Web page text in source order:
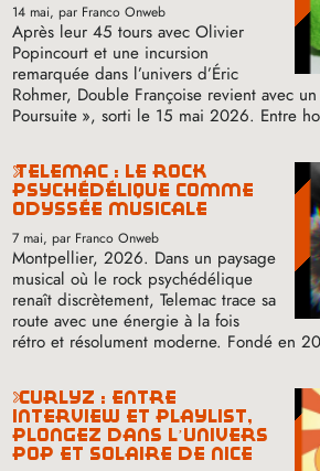
14 mai, par Franco Onweb
Après leur 45 tours avec Olivier
Popincourt et une incursion
remarquée dans l’univers d’Éric
Rohmer, Double Françoise revient avec
Poursuite », sorti le 15 mai 2026. Entre
telemac : le rock
psychédélique comme
odyssée musicale
7 mai, par Franco Onweb
Montpellier, 2026. Dans un paysage
musical où le rock psychédélique
renaît discrètement, Telemac trace sa
route avec une énergie à la fois
rétro et résolument moderne. Fondé en
curlyz : entre
interview et playlist,
plongez dans l’univers
pop et solaire de nice